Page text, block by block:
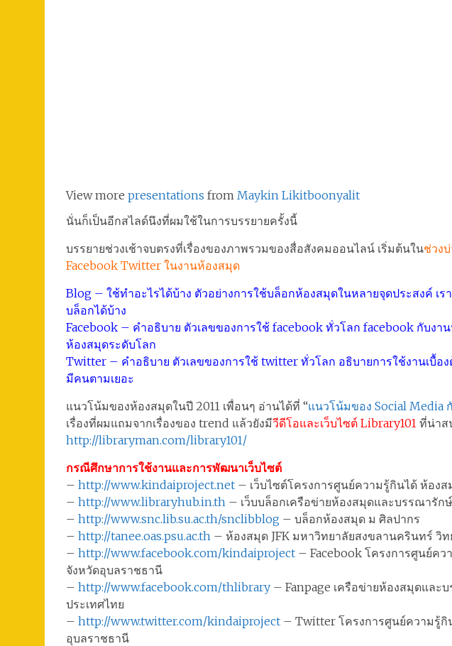
View more presentations from Maykin Likitboonyalit
นั่นก็เป็นอีกสไลด์นึงที่ผมใช้ในการบรรยายครั้งนี้
บรรยายช่วงเช้าจบตรงที่เรื่องของภาพรวมของสื่อสังคมออนไลน์ เริ่มต้นในช่วง
Facebook Twitter ในงานห้องสมุด
Blog – ใช้ทำอะไรได้บ้าง ตัวอย่างการใช้บล็อกห้องสมุดในหลายจุดประสงค์ เร
บล็อกได้บ้าง
Facebook – คำอธิบาย ตัวเลขของการใช้ facebook ทั่วโลก facebook กับงา
ห้องสมุดระดับโลก
Twitter – คำอธิบาย ตัวเลขของการใช้ twitter ทั่วโลก อธิบายการใช้งานเบื้
มีคนตามเยอะ
แนวโน้มของห้องสมุดในปี 2011 เพื่อนๆ อ่านได้ที่ “แนวโน้มของ Social Media
เรื่องที่ผมแถมจากเรื่องของ trend แล้วยังมีวีดีโอและเว็บไซต์ Library101 ที่น่าส
http://libraryman.com/library101/
กรณีศึกษาการใช้งานและการพัฒนาเว็บไซต์
– http://www.kindaiproject.net – เว็บไซต์โครงการศูนย์ความรู้กินได้ ห้อง
– http://www.libraryhub.in.th – เว็บบล็อกเครือข่ายห้องสมุดและบรรณารัก
– http://www.snc.lib.su.ac.th/snclibblog – บล็อกห้องสมุด ม ศิลปากร
– http://tanee.oas.psu.ac.th – ห้องสมุด JFK มหาวิทยาลัยสงขลานครินทร์ วิ
– http://www.facebook.com/kindaiproject – Facebook โครงการศูนย์ค
จังหวัดอุบลราชธานี
– http://www.facebook.com/thlibrary – Fanpage เครือข่ายห้องสมุดแล
ประเทศไทย
– http://www.twitter.com/kindaiproject – Twitter โครงการศูนย์ความรู้
อุบลราชธานี